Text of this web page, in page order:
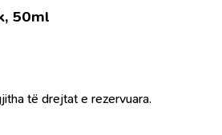
50ml
të drejtat e rezervuara.